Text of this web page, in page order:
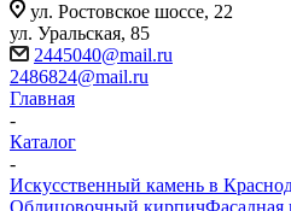
ул. Ростовское шоссе, 22
ул. Уральская, 85
2445040@mail.ru
2486824@mail.ru
Главная
-
Каталог
-
Искусственный камень в
Облицовочный кирпичФасадная